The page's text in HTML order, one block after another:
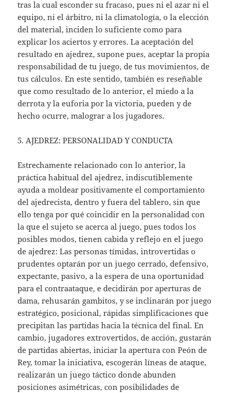
tras la cual esconder su fracaso, pues ni el azar ni el
equipo, ni el árbitro, ni la climatología, o la elección
del material, inciden lo suficiente como para
explicar los aciertos y errores. La aceptación del
resultado en ajedrez, supone pues, aceptar la propia
responsabilidad de tu juego, de tus movimientos, de
tus cálculos. En este sentido, también es reseñable
que como resultado de lo anterior, el miedo a la
derrota y la euforia por la victoria, pueden y de
hecho ocurre, malograr a los jugadores.
5. AJEDREZ: PERSONALIDAD Y CONDUCTA
Estrechamente relacionado con lo anterior, la
práctica habitual del ajedrez, indiscutiblemente
ayuda a moldear positivamente el comportamiento
del ajedrecista, dentro y fuera del tablero, sin que
ello tenga por qué coincidir en la personalidad con
la que el sujeto se acerca al juego, pues todos los
posibles modos, tienen cabida y reflejo en el juego
de ajedrez: Las personas tímidas, introvertidas o
prudentes optarán por un juego cerrado, defensivo,
expectante, pasivo, a la espera de una oportunidad
para el contraataque, e decidirán por aperturas de
dama, rehusarán gambitos, y se inclinarán por juego
estratégico, posicional, rápidas simplificaciones que
precipitan las partidas hacia la técnica del final. En
cambio, jugadores extrovertidos, de acción, gustarán
de partidas abiertas, iniciar la apertura con Peón de
Rey, tomar la iniciativa, escogerán líneas de ataque,
realizarán un juego táctico donde abunden
posiciones asimétricas, con posibilidades de